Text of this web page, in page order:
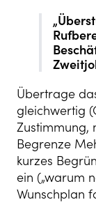
Übertrage
gleichwertig
Zustimmung,
Begrenze
kurzes
ein („warum
Wunschplan